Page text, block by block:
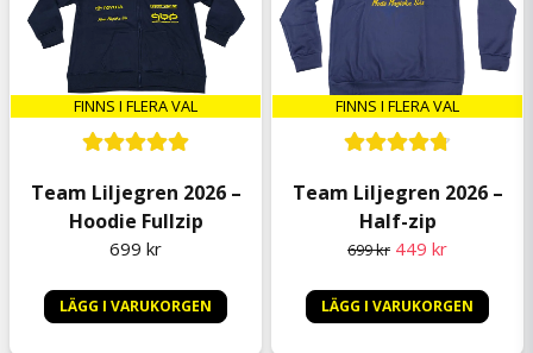
Anonym
för 9 månader sedan
Köpte en T-shirt som var väldigt skön! Fick
dock ingen autograf som jag blev lovad.
Per Olof
Oscar
för 10 månader sedan
för 10 månader sedan
Bra kvalitet på denna T-shirt, rekommendera
FINNS I FLERA VAL
Team Liljegren 2026 –
Hoodie Fullzip
699 kr
LÄGG I VARUKORGEN
FINNS I FLERA VAL
Team Liljegren 2026 –
Half-zip
699 kr 449 kr
LÄGG I VARUKORGEN